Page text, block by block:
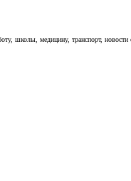
школы, медицину, транспорт, новости